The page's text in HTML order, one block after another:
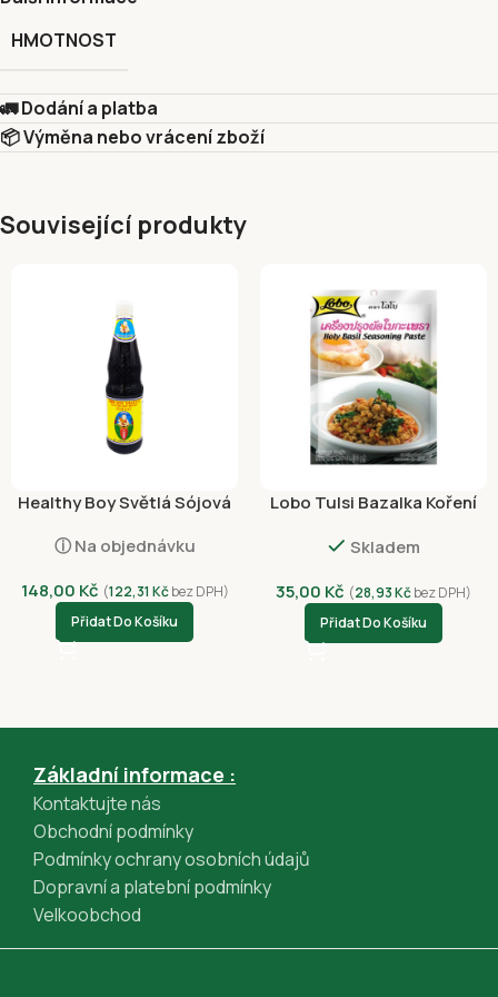
HMOTNOST
🚛 Dodání a platba
📦 Výměna nebo vrácení zboží
Související produkty
Healthy Boy Světlá Sójová
ⓘ Na objednávku
148,00 Kč (122,31 Kčbez DPH)
Přidat Do Košíku
Lobo Tulsi Bazalka Koření
Skladem
35,00 Kč (28,93Kčbez DPH)
Přidat Do Košíku
Základní informace :
Kontaktujte nás
Obchodní podmínky
Podmínky ochrany osobních údajů
Dopravní a platební podmínky
Velkoobchod